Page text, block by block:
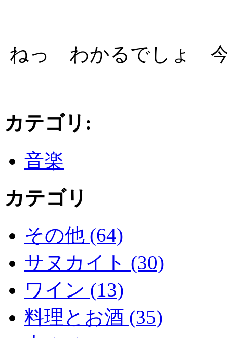
ねっ わかるでしょ 今
カテゴリ :
音楽
カテゴリ
その他 (64)
サヌカイト (30)
ワイン (13)
料理とお酒 (35)